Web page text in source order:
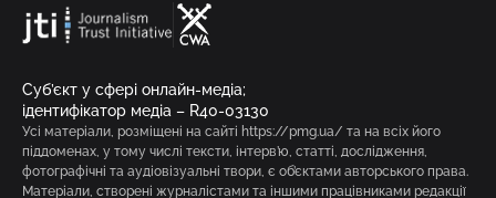
Суб’єкт у сфері онлайн-медіа;
ідентифікатор медіа – R40-03130
Усі матеріали, розміщені на сайті https://pmg.ua/ та на всіх його
піддоменах, у тому числі тексти, інтерв’ю, статті, дослідження,
фотографічні та аудіовізуальні твори, є об’єктами авторського права.
Матеріали, створені журналістами та іншими працівниками редакції